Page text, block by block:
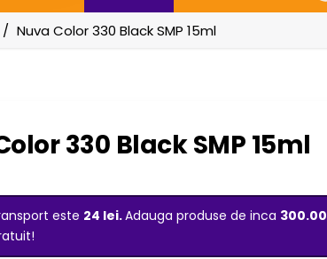
Nuva Color 330 Black SMP 15ml
330 Black SMP 15ml
este 24 lei.Adauga produse de inca 300.00